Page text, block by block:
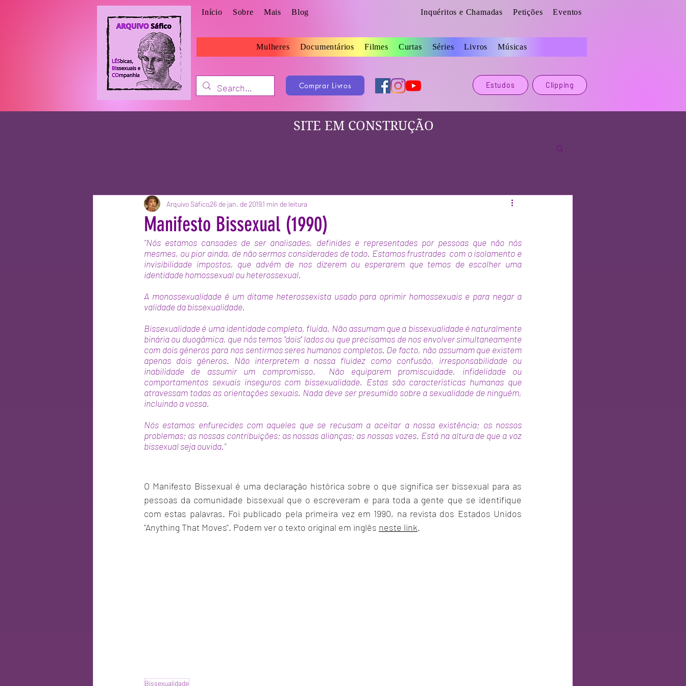
Início Sobre Mais Blog Inquéritos e Chamadas Petições Eventos
Mulheres Documentários Filmes Curtas Séries Livros Músicas
Comprar Livros Estudos Clipping
SITE EM CONSTRUÇÃO
Manifesto Bissexual (1990)
Arquivo Sáfico26 de jan. de 20191 min de leitura
"Nós estamos cansades de ser analisades, definides e representades por pessoas que não nós
mesmes, ou pior ainda, de não sermos considerades de todo. Estamos frustrades  com o isolamento e
invisibilidade impostos, que advém de nos dizerem ou esperarem que temos de escolher uma
identidade homossexual ou heterossexual.
A monossexualidade é um ditame heterossexista usado para oprimir homossexuais e para negar a
validade da bissexualidade.
Bissexualidade é uma identidade completa, fluída. Não assumam que a bissexualidade é naturalmente
binária ou duogâmica, que nós temos "dois" lados ou que precisamos de nos envolver simultaneamente
com dois géneros para nos sentirmos seres humanos completos. De facto, não assumam que existem
apenas dois géneros. Não interpretem a nossa fluidez como confusão, irresponsabilidade ou
inabilidade de assumir um compromisso.  Não equiparem promiscuidade, infidelidade ou
comportamentos sexuais inseguros com bissexualidade. Estas são características humanas que
atravessam todas as orientações sexuais. Nada deve ser presumido sobre a sexualidade de ninguém,
incluindo a vossa.
Nós estamos enfurecides com aqueles que se recusam a aceitar a nossa existência; os nossos
problemas; as nossas contribuições; as nossas alianças; as nossas vozes. Está na altura de que a voz
bissexual seja ouvida."
O Manifesto Bissexual é uma declaração histórica sobre o que significa ser bissexual para as
pessoas da comunidade bissexual que o escreveram e para toda a gente que se identifique
com estas palavras. Foi publicado pela primeira vez em 1990, na revista dos Estados Unidos
"Anything That Moves". Podem ver o texto original em inglês neste link.
Bissexualidade